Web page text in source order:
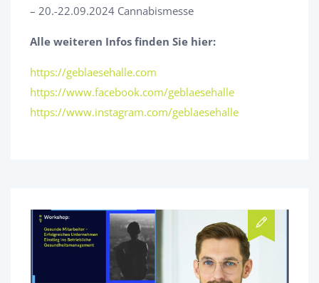
– 20.-22.09.2024 Cannabismesse
Alle weiteren Infos finden Sie hier:
https://geblaesehalle.com
https://www.facebook.com/geblaesehalle
https://www.instagram.com/geblaesehalle